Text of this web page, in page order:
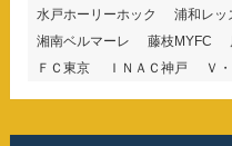
水戸ホーリーホック
浦和レッ
湘南ベルマーレ
藤枝MYFC
ＦＣ東京
ＩＮＡＣ神戸 Ｖ